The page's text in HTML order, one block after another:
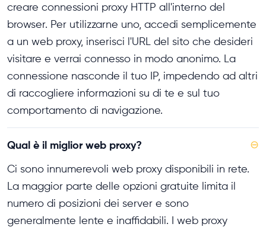
creare connessioni proxy HTTP all'interno del
browser. Per utilizzarne uno, accedi semplicemente
a un web proxy, inserisci l'URL del sito che desideri
visitare e verrai connesso in modo anonimo. La
connessione nasconde il tuo IP, impedendo ad altri
di raccogliere informazioni su di te e sul tuo
comportamento di navigazione.
Qual è il miglior web proxy? ⊖
Ci sono innumerevoli web proxy disponibili in rete.
La maggior parte delle opzioni gratuite limita il
numero di posizioni dei server e sono
generalmente lente e inaffidabili. I web proxy